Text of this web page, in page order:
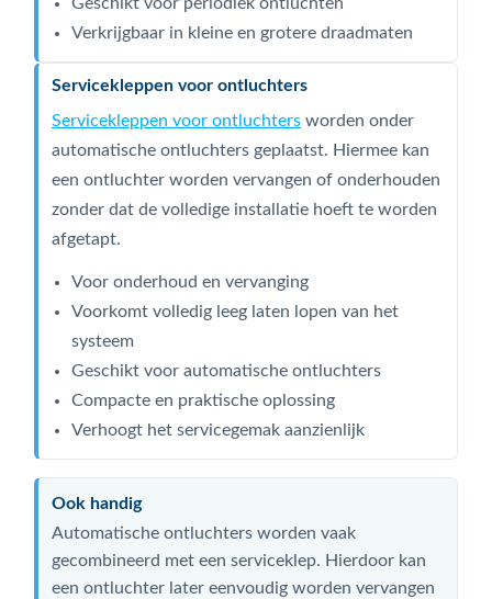
Verkrijgbaar in kleine en grotere draadmaten
Servicekleppen voor ontluchters
Servicekleppen voor ontluchters worden onder
automatische ontluchters geplaatst. Hiermee kan
een ontluchter worden vervangen of onderhouden
zonder dat de volledige installatie hoeft te worden
afgetapt.
Voor onderhoud en vervanging
Voorkomt volledig leeg laten lopen van het
systeem
Geschikt voor automatische ontluchters
Compacte en praktische oplossing
Verhoogt het servicegemak aanzienlijk
Ook handig
Automatische ontluchters worden vaak
gecombineerd met een serviceklep. Hierdoor kan
een ontluchter later eenvoudig worden vervangen